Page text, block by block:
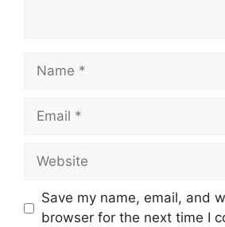
Name
Email
Website
Save my name, email, and
browser for the next time I